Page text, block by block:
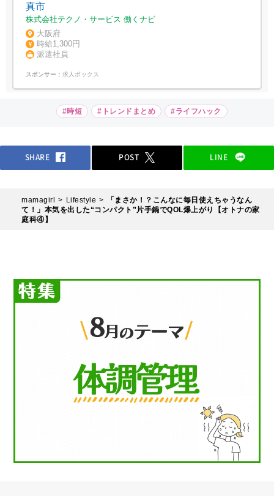
真市
株式会社テクノ・サービス 働くナビ
大阪府
時給1,300円
派遣社員
スポンサー： 求人ボックス
#時短 #トレンドまとめ #ライフハック
SHARE POST LINE
mamagirl Lifestyle
「まさか！？こんなに毎日使えちゃうなん
て！」本気を出した“コンパクト”⽚⼿鍋でQOL爆上がり【オトナの家
庭科④】